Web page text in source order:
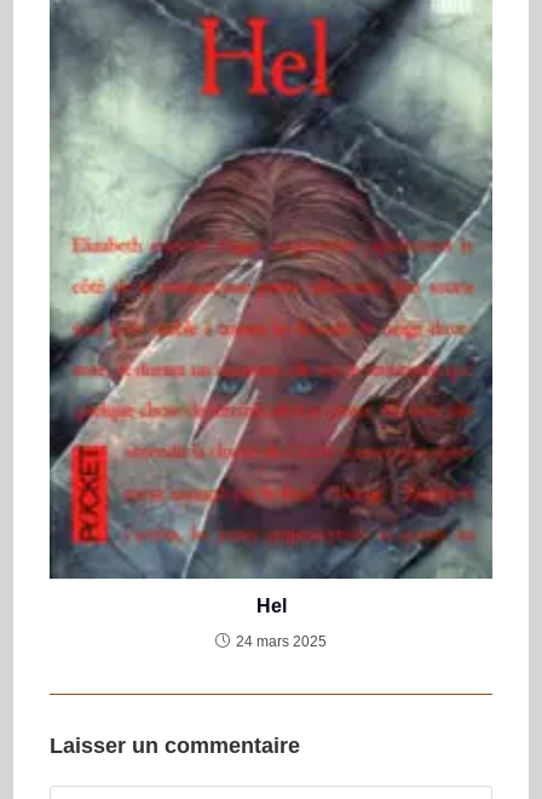
Hel
24 mars 2025
Laisser un commentaire